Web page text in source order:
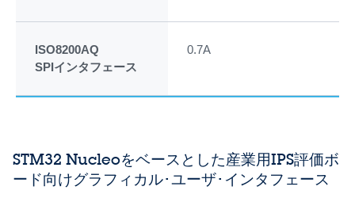
ISO8200AQ
SPIインタフェース
0.7A
STM32 Nucleoをベースとした産業用IPS評価ボ
ード向けグラフィカル･ユーザ･インタフェース